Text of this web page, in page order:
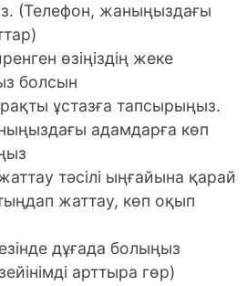
(Телефон, жаныңыздағы
өзіңіздің жеке
болсын
ұстазға тапсырыңыз.
адамдарға көп
тәсілі ыңғайына қарай
жаттау, көп оқып
дұғада болыңыз
арттыра гөр)